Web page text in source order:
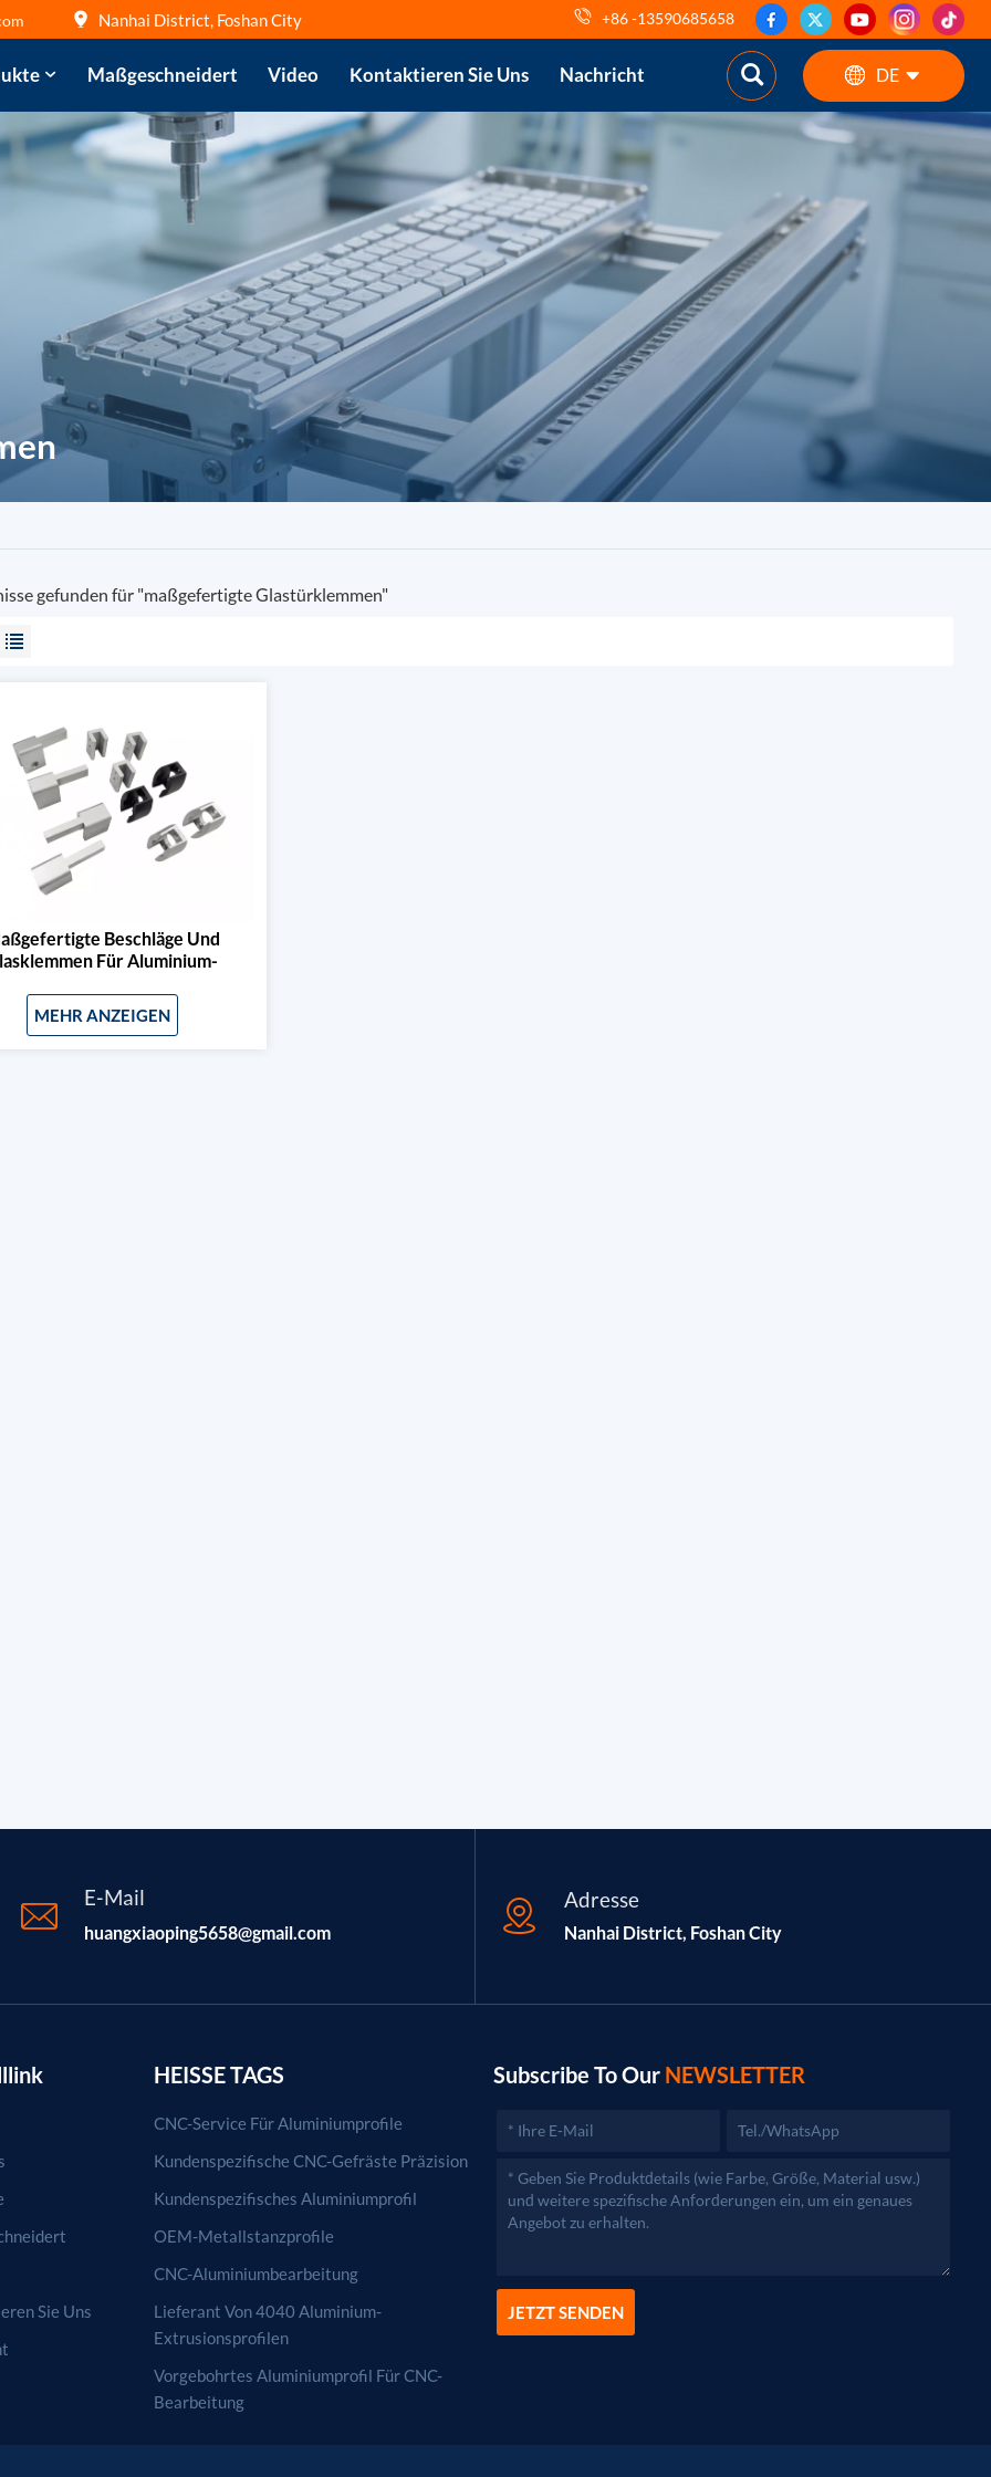
Nanhai District, Foshan City +86 -13590685658
Maßgeschneidert Video Kontaktieren Sie Uns Nachricht DE
English
pt
AR
gefunden für "maßgefertigte Glastürklemmen"
Beschläge Und
Für Aluminium-
MEHR ANZEIGEN
E-Mail
huangxiaoping5658@gmail.com
Adresse
Nanhai District, Foshan City
Sie Uns
HEISSE TAGS
CNC-Service Für Aluminiumprofile
Kundenspezifische CNC-Gefräste Präzision
Kundenspezifisches Aluminiumprofil
OEM-Metallstanzprofile
CNC-Aluminiumbearbeitung
Lieferant Von 4040 Aluminium-
Extrusionsprofilen
Vorgebohrtes Aluminiumprofil Für CNC-
Bearbeitung
Subscribe To Our NEWSLETTER
JETZT SENDEN